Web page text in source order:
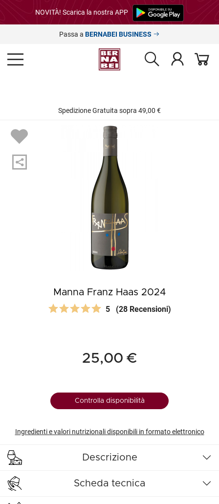
NOVITÀ! Scarica la nostra APP
Passa a BERNABEI BUSINESS
Spedizione Gratuita sopra 49,00 €
Manna Franz Haas 2024
5 (28 Recensioni)
25,00 €
Controlla disponibilità
Ingredienti e valori nutrizionali disponibili in formato elettronico
Descrizione
Scheda tecnica